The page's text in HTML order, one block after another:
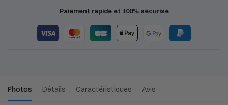
Paiement rapide et 100% sécurisé
Photos Détails Caractéristiques Avis